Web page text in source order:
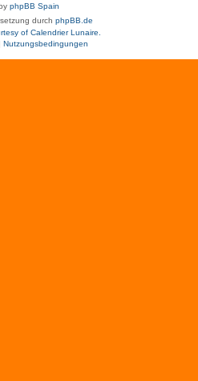
phpBB Spain
durch phpBB.de
of Calendrier Lunaire.
Nutzungsbedingungen